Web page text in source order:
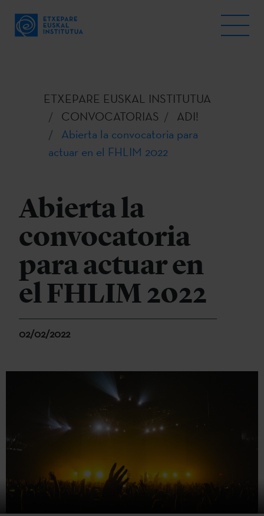
ETXEPARE EUSKAL INSTITUTUA
CONVOCATORIAS
ADI!
Abierta la convocatoria para
actuar en el FHLIM 2022
Abierta la
convocatoria
para actuar en
el FHLIM 2022
02/02/2022